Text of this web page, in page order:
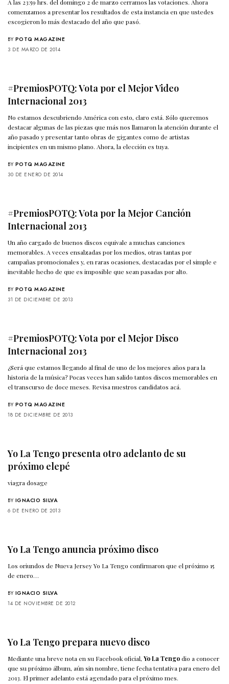
A las 23:59 hrs. del domingo 2 de marzo cerramos las votaciones. Ahora
comenzamos a presentar los resultados de esta instancia en que ustedes
escogieron lo más destacado del año que pasó.
BY POTQ MAGAZINE
3 DE MARZO DE 2014
#PremiosPOTQ: Vota por el Mejor Video
Internacional 2013
No estamos descubriendo América con esto, claro está. Sólo queremos
destacar algunas de las piezas que más nos llamaron la atención durante el
año pasado y presentar tanto obras de gigantes como de artistas
incipientes en un mismo plano. Ahora, la elección es tuya.
BY POTQ MAGAZINE
30 DE ENERO DE 2014
#PremiosPOTQ: Vota por la Mejor Canción
Internacional 2013
Un año cargado de buenos discos equivale a muchas canciones
memorables. A veces ensalzadas por los medios, otras tantas por
campañas promocionales y, en raras ocasiones, destacadas por el simple e
inevitable hecho de que es imposible que sean pasadas por alto.
BY POTQ MAGAZINE
31 DE DICIEMBRE DE 2013
#PremiosPOTQ: Vota por el Mejor Disco
Internacional 2013
¿Será que estamos llegando al final de uno de los mejores años para la
historia de la música? Pocas veces han salido tantos discos memorables en
el transcurso de doce meses. Revisa nuestros candidatos acá.
BY POTQ MAGAZINE
18 DE DICIEMBRE DE 2013
Yo La Tengo presenta otro adelanto de su
próximo elepé
viagra dosage
BY IGNACIO SILVA
6 DE ENERO DE 2013
Yo La Tengo anuncia próximo disco
Los oriundos de Nueva Jersey Yo La Tengo confirmaron que el próximo 15
de enero…
BY IGNACIO SILVA
14 DE NOVIEMBRE DE 2012
Yo La Tengo prepara nuevo disco
Mediante una breve nota en su Facebook oficial,Yo La Tengodio a conocer
que su próximo álbum, aún sin nombre, tiene fecha tentativa para enero del
2013. El primer adelanto está agendado para el próximo mes.